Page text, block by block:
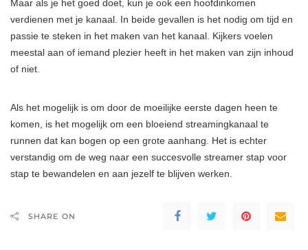
Maar als je het goed doet, kun je ook een hoofdinkomen
verdienen met je kanaal. In beide gevallen is het nodig om tijd en
passie te steken in het maken van het kanaal. Kijkers voelen
meestal aan of iemand plezier heeft in het maken van zijn inhoud
of niet.
Als het mogelijk is om door de moeilijke eerste dagen heen te
komen, is het mogelijk om een bloeiend streamingkanaal te
runnen dat kan bogen op een grote aanhang. Het is echter
verstandig om de weg naar een succesvolle streamer stap voor
stap te bewandelen en aan jezelf te blijven werken.
SHARE ON